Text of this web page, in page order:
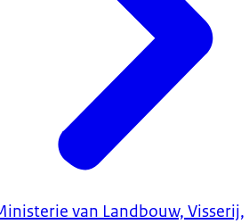
van Landbouw, Visserij,